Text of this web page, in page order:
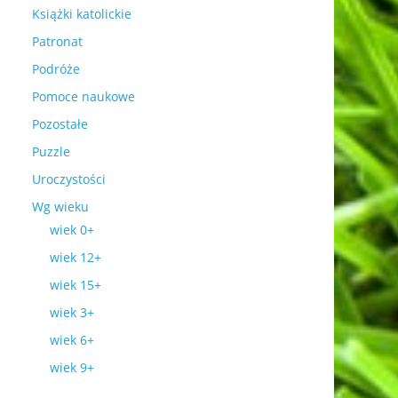
Książki katolickie
Patronat
Podróże
Pomoce naukowe
Pozostałe
Puzzle
Uroczystości
Wg wieku
wiek 0+
wiek 12+
wiek 15+
wiek 3+
wiek 6+
wiek 9+